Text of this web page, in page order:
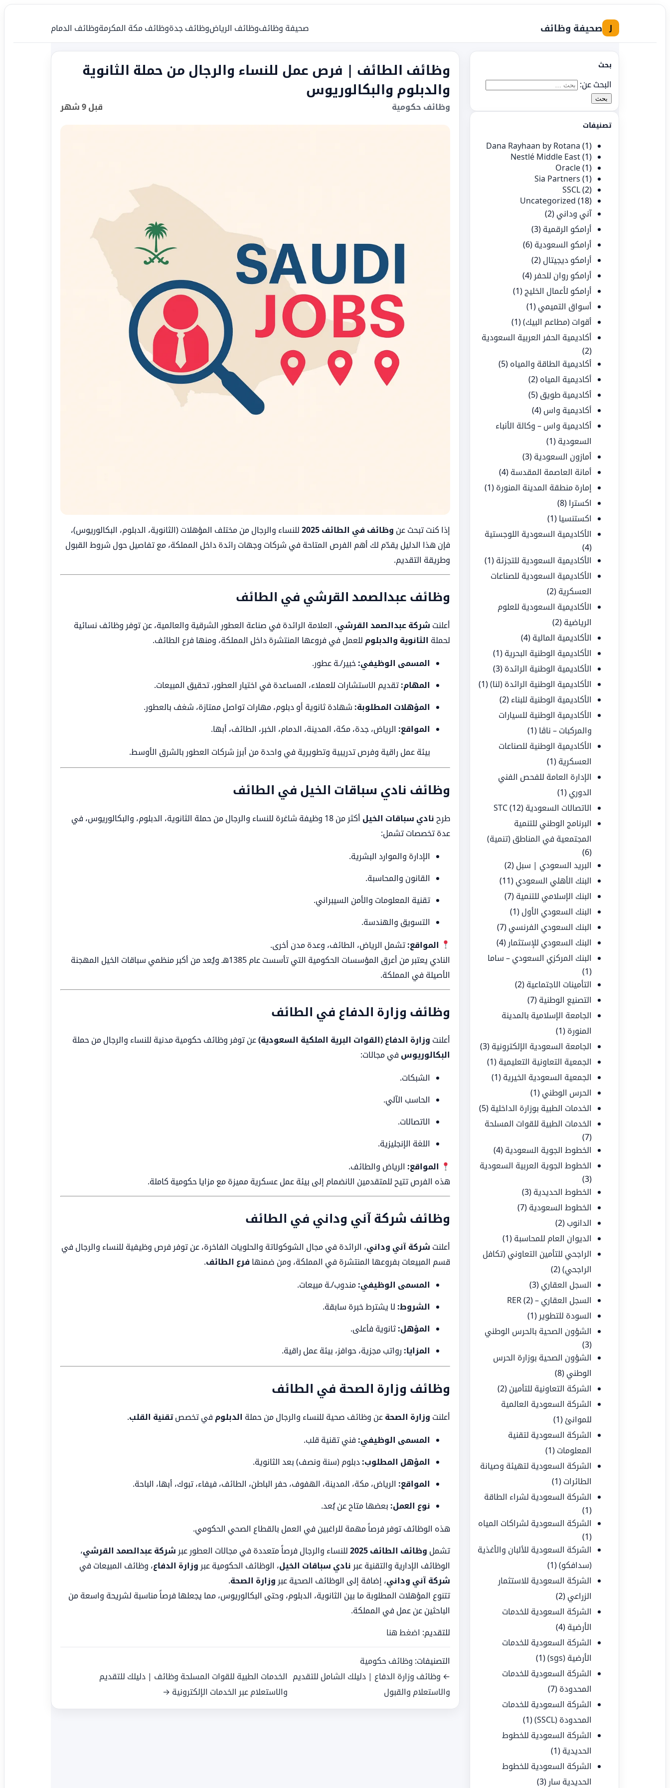
J صحيفة وظائف صحيفة وظائفوظائف الرياضوظائف جدةوظائف مكة المكرمةوظائف الدمام
بحث
البحث عن:
تصنيفات
Dana Rayhaan by Rotana (1)
Nestlé Middle East(1)
Oracle(1)
Sia Partners (1)
SSCL(2)
Uncategorized (18)
آني وداني (2)
أرامكو الرقمية (3)
أرامكو السعودية (6)
أرامكو ديجيتال (2)
أرامكو روان للحفر (4)
أرامكو لأعمال الخليج (1)
أسواق التميمي (1)
أقوات (مطاعم البيك)(1)
أكاديمية الحفر العربية السعودية
(2)
أكاديمية الطاقة والمياه (5)
أكاديمية المياه (2)
أكاديمية طويق (5)
أكاديمية واس (4)
أكاديمية واس – وكالة الأنباء
السعودية (1)
أمازون السعودية (3)
أمانة العاصمة المقدسة (4)
إمارة منطقة المدينة المنورة (1)
اكسترا (8)
اكستنسيا (1)
الأكاديمية السعودية اللوجستية
(4)
الأكاديمية السعودية للتجزئة (1)
الأكاديمية السعودية للصناعات
العسكرية (2)
الأكاديمية السعودية للعلوم
الرياضية (2)
الأكاديمية المالية (4)
الأكاديمية الوطنية البحرية (1)
الأكاديمية الوطنية الرائدة (3)
الأكاديمية الوطنية الرائدة (لنا)(1)
الأكاديمية الوطنية للبناء (2)
الأكاديمية الوطنية للسيارات
والمركبات – ناڤا (1)
الأكاديمية الوطنية للصناعات
العسكرية (1)
الإدارة العامة للفحص الفني
الدوري (1)
الاتصالات السعودية STC (12)
البرنامج الوطني للتنمية
المجتمعية في المناطق (تنمية)
(6)
البريد السعودي | سبل (2)
البنك الأهلي السعودي (11)
البنك الإسلامي للتنمية (7)
البنك السعودي الأول (1)
البنك السعودي الفرنسي (7)
البنك السعودي للإستثمار (4)
البنك المركزي السعودي – ساما
(1)
التأمينات الاجتماعية (2)
التصنيع الوطنية (7)
الجامعة الإسلامية بالمدينة
المنورة (1)
الجامعة السعودية الإلكترونية (3)
الجمعية التعاونية التعليمية (1)
الجمعية السعودية الخيرية (1)
الحرس الوطني (1)
الخدمات الطبية بوزارة الداخلية (5)
الخدمات الطبية للقوات المسلحة
(7)
الخطوط الجوية السعودية (4)
الخطوط الجوية العربية السعودية
(3)
الخطوط الحديدية (3)
الخطوط السعودية (7)
الدانوب (2)
الديوان العام للمحاسبة (1)
الراجحي للتأمين التعاوني (تكافل
الراجحي)(2)
السجل العقاري (3)
السجل العقاري – RER(2)
السودة للتطوير (1)
الشؤون الصحية بالحرس الوطني
(3)
الشؤون الصحية بوزارة الحرس
الوطني (8)
الشركة التعاونية للتأمين (2)
الشركة السعودية العالمية
للموانئ (1)
الشركة السعودية لتقنية
المعلومات (1)
الشركة السعودية لتهيئة وصيانة
الطائرات (1)
الشركة السعودية لشراء الطاقة
(1)
الشركة السعودية لشراكات المياه
(1)
الشركة السعودية للألبان والأغذية
(سدافكو)(1)
الشركة السعودية للاستثمار
الزراعي (2)
الشركة السعودية للخدمات
الأرضية (4)
الشركة السعودية للخدمات
الأرضية (sgs)
(1)
الشركة السعودية للخدمات
المحدودة (7)
الشركة السعودية للخدمات
المحدودة (SSCL)
(1)
الشركة السعودية للخطوط
الحديدية (1)
الشركة السعودية للخطوط
الحديدية سار (3)
وظائف الطائف | فرص عمل للنساء والرجال من حملة الثانوية
والدبلوم والبكالوريوس
وظائف حكومية قبل 9 شهر
إذا كنت تبحث عن وظائف في الطائف 2025
للنساء والرجال من مختلف المؤهلات (الثانوية، الدبلوم، البكالوريوس)،
فإن هذا الدليل يقدّم لك أهم الفرص المتاحة في شركات وجهات رائدة داخل المملكة، مع تفاصيل حول شروط القبول
وطريقة التقديم.
وظائف عبدالصمد القرشي في الطائف
أعلنت شركة عبدالصمد القرشي، العلامة الرائدة في صناعة العطور الشرقية والعالمية، عن توفر وظائف نسائية
لحملة الثانوية والدبلوم للعمل في فروعها المنتشرة داخل المملكة، ومنها فرع الطائف.
المسمى الوظيفي: خبير/ـة عطور.
المهام: تقديم الاستشارات للعملاء، المساعدة في اختيار العطور، تحقيق المبيعات.
المؤهلات المطلوبة: شهادة ثانوية أو دبلوم، مهارات تواصل ممتازة، شغف بالعطور.
المواقع: الرياض، جدة، مكة، المدينة، الدمام، الخبر، الطائف، أبها.
بيئة عمل راقية وفرص تدريبية وتطويرية في واحدة من أبرز شركات العطور بالشرق الأوسط.
وظائف نادي سباقات الخيل في الطائف
طرح نادي سباقات الخيل
أكثر من 18 وظيفة شاغرة للنساء والرجال من حملة الثانوية، الدبلوم، والبكالوريوس، في
عدة تخصصات تشمل:
الإدارة والموارد البشرية.
القانون والمحاسبة.
تقنية المعلومات والأمن السيبراني.
التسويق والهندسة.
المواقع: تشمل الرياض، الطائف، وعدة مدن أخرى.
النادي يعتبر من أعرق المؤسسات الحكومية التي تأسست عام 1385هـ ويُعد من أكبر منظمي سباقات الخيل المهجنة
الأصيلة في المملكة.
وظائف وزارة الدفاع في الطائف
أعلنت وزارة الدفاع (القوات البرية الملكية السعودية)عن توفر وظائف حكومية مدنية للنساء والرجال من حملة
البكالوريوس في مجالات:
الشبكات.
الحاسب الآلي.
الاتصالات.
اللغة الإنجليزية.
المواقع: الرياض والطائف.
هذه الفرص تتيح للمتقدمين الانضمام إلى بيئة عمل عسكرية مميزة مع مزايا حكومية كاملة.
وظائف شركة آني وداني في الطائف
أعلنت شركة آني وداني، الرائدة في مجال الشوكولاتة والحلويات الفاخرة، عن توفر فرص وظيفية للنساء والرجال في
قسم المبيعات بفروعها المنتشرة في المملكة، ومن ضمنها فرع الطائف.
المسمى الوظيفي: مندوب/ـة مبيعات.
الشروط: لا يشترط خبرة سابقة.
المؤهل: ثانوية فأعلى.
المزايا: رواتب مجزية، حوافز، بيئة عمل راقية.
وظائف وزارة الصحة في الطائف
أعلنت وزارة الصحة عن وظائف صحية للنساء والرجال من حملة الدبلوم في تخصصتقنية القلب.
المسمى الوظيفي: فني تقنية قلب.
المؤهل المطلوب: دبلوم (سنة ونصف) بعد الثانوية.
المواقع: الرياض، مكة، المدينة، الهفوف، حفر الباطن، الطائف، فيفاء، تبوك، أبها، الباحة.
نوع العمل: بعضها متاح عن بُعد.
هذه الوظائف توفر فرصاً مهمة للراغبين في العمل بالقطاع الصحي الحكومي.
تشمل وظائف الطائف 2025 للنساء والرجال فرصاً متعددة في مجالات العطور عبر شركة عبدالصمد القرشي،
الوظائف الإدارية والتقنية عبر نادي سباقات الخيل، الوظائف الحكومية عبر وزارة الدفاع، وظائف المبيعات في
شركة آني وداني، إضافة إلى الوظائف الصحية عبر وزارة الصحة.
تتنوع المؤهلات المطلوبة ما بين الثانوية، الدبلوم، وحتى البكالوريوس، مما يجعلها فرصاً مناسبة لشريحة واسعة من
الباحثين عن عمل في المملكة.
للتقديم: اضغط هنا
التصنيفات: وظائف حكومية
← وظائف وزارة الدفاع | دليلك الشامل للتقديم
والاستعلام والقبول
الخدمات الطبية للقوات المسلحة وظائف | دليلك للتقديم
والاستعلام عبر الخدمات الإلكترونية →